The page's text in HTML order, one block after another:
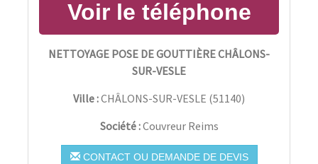
NETTOYAGE POSE DE GOUTTIÈRE CHÂLONS-
SUR-VESLE
Ville :CHÂLONS-SUR-VESLE (51140)
Société :Couvreur Reims
CONTACT OU DEMANDE DE DEVIS